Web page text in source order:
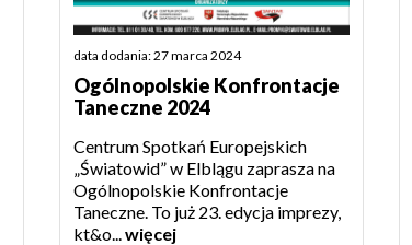
data dodania: 27 marca 2024
Ogólnopolskie Konfrontacje
Taneczne 2024
Centrum Spotkań Europejskich
„Światowid” w Elblągu zaprasza na
Ogólnopolskie Konfrontacje
Taneczne. To już 23. edycja imprezy,
kt&o...więcej